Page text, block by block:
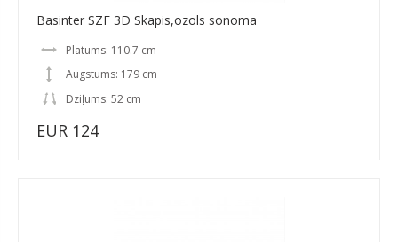
Basinter SZF 3D Skapis,ozols sonoma
Platums: 110.7 cm
Augstums: 179 cm
Dziļums: 52 cm
EUR 124